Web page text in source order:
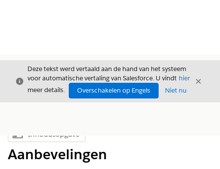
Sluiten
Deze tekst werd vertaald aan de hand van het systeem
voor automatische vertaling van Salesforce. U vindt hier
meer details.
Overschakelen op Engels Niet nu
Sluiten
Inhoudsopgave weergeven
Inhoudsopgave
Aanbevelingen